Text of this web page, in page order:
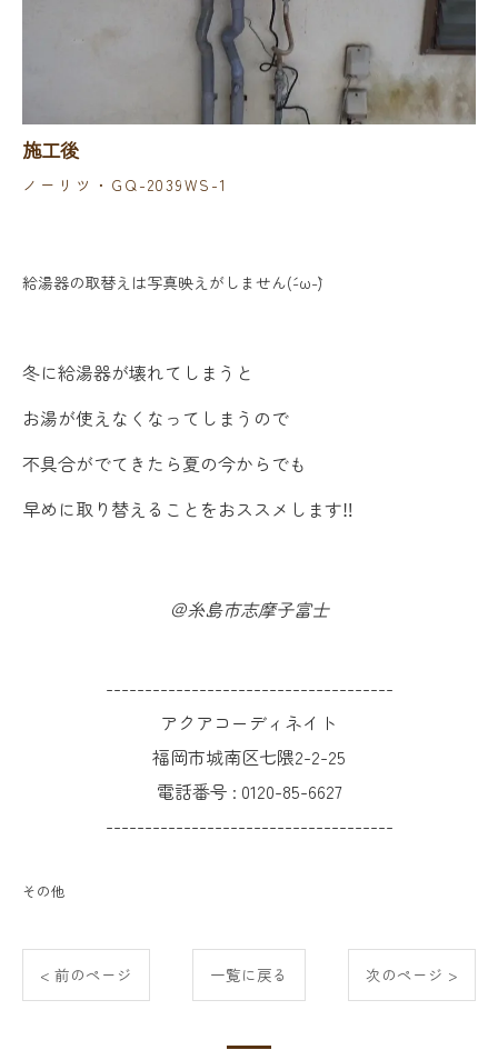
施工後
ノーリツ・GQ-2039WS-1
給湯器の取替えは写真映えがしません(´-ω-`)
冬に給湯器が壊れてしまうと
お湯が使えなくなってしまうので
不具合がでてきたら夏の今からでも
早めに取り替えることをおススメします‼
＠糸島市志摩子富士
-------------------------------------
アクアコーディネイト
福岡市城南区七隈2-2-25
電話番号 : 0120-85-6627
-------------------------------------
その他
< 前のページ 一覧に戻る 次のページ >